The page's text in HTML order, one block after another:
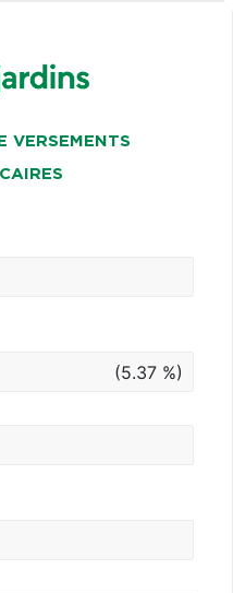
VERSEMENTS
(5.37 %)